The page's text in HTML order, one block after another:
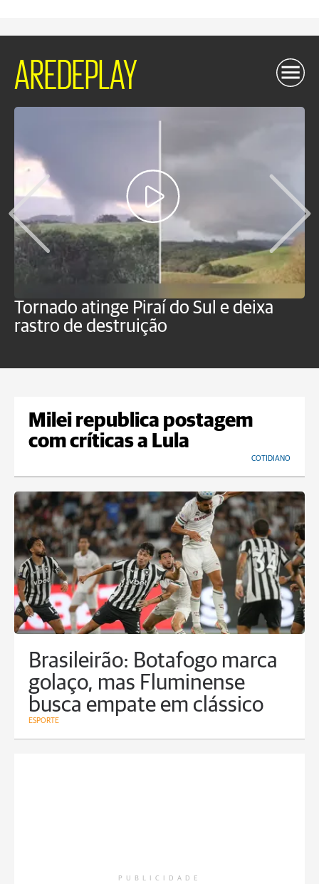
AREDEPLAY
Tornado atinge Piraí do Sul e deixa
rastro de destruição
Milei republica postagem
com críticas a Lula
COTIDIANO
Brasileirão: Botafogo marca
golaço, mas Fluminense
busca empate em clássico
ESPORTE
PUBLICIDADE